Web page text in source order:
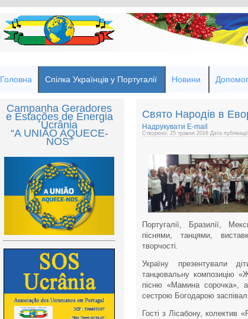
Головна Спілка Українців у Португалії Новини
Campanha Geradores
e Estações de Energia
Ucrânia
“A UNIÃO AQUECE-
NOS”
Cвято Народів в
Надрукувати E-mail
Створено: 25 травня 2016 Дата публікації
Португалії, Бразилії,
піснями, танцями,
творчості.
Україну презентували
танцювальну композицію
пісню «Мамина сорочка»,
сестрою Богодарою
Гості з Лісабону, колектив